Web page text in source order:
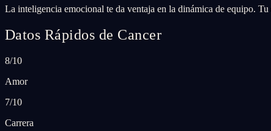
La inteligencia emocional te da ventaja en la dinámica de equipo.
Datos Rápidos de Cancer
8/10
Amor
7/10
Carrera